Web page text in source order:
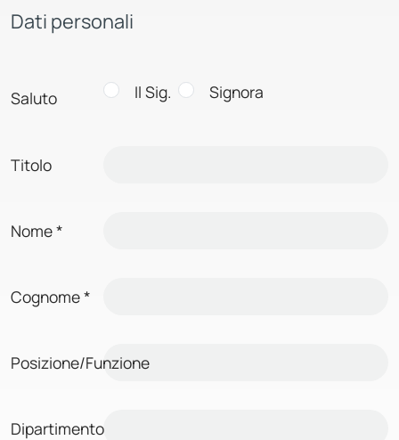
Dati personali
Saluto Il Sig. Signora
Titolo
Nome*
Cognome*
Posizione/Funzione
Dipartimento